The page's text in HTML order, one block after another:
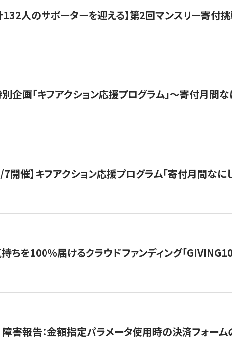
132人のサポーターを迎える】第2回マンスリー寄付
企画「キフアクション応援プログラム」〜寄付月間な
開催】キフアクション応援プログラム「寄付月間なに
ちを100％届けるクラウドファンディング「
障害報告：金額指定パラメータ使用時の決済フォー